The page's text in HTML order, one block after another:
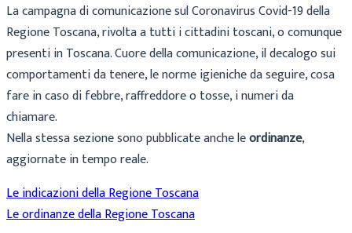
La campagna di comunicazione sul Coronavirus Covid-19 della
Regione Toscana, rivolta a tutti i cittadini toscani, o comunque
presenti in Toscana. Cuore della comunicazione, il decalogo sui
comportamenti da tenere, le norme igieniche da seguire, cosa
fare in caso di febbre, raffreddore o tosse, i numeri da
chiamare.
Nella stessa sezione sono pubblicate anche leordinanze,
aggiornate in tempo reale.
Le indicazioni della Regione Toscana
Le ordinanze della Regione Toscana